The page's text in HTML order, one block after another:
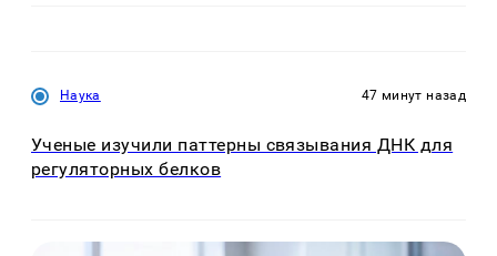
Наука 47 минут назад
Ученые изучили паттерны связывания ДНК для
регуляторных белков